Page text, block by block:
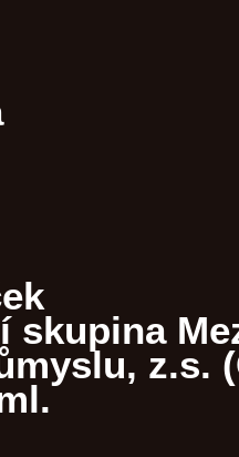
skupina
z.s.